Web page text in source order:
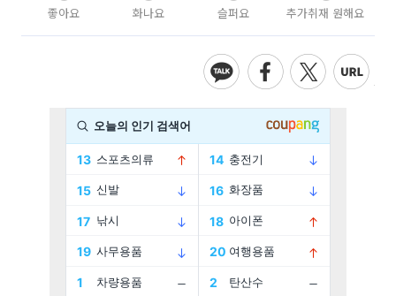
좋아요 화나요 슬퍼요 추가취재 원해요